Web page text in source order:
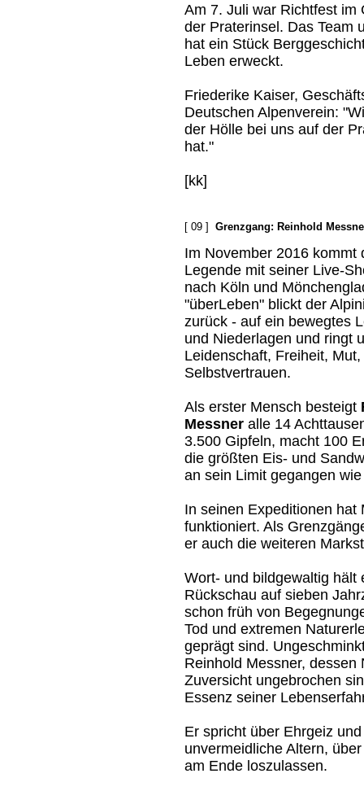
Am 7. Juli war Richtfest im
der Praterinsel. Das Team
hat ein Stück
Leben erweckt.
Friederike Kaiser,
Deutschen Alpenverein:
der Hölle bei uns auf der
hat."
[kk]
[ 09 ] Grenzgang: Reinhold
Im November 2016 kommt
Legende mit seiner Live-
nach Köln und
"überLeben" blickt der
zurück - auf ein bewegtes
und Niederlagen und ringt
Leidenschaft, Freiheit,
Selbstvertrauen.
Als erster Mensch besteigt
Messneralle 14
3.500 Gipfeln, macht 100
die größten Eis- und
an sein Limit gegangen wie
In seinen Expeditionen hat
funktioniert. Als
er auch die weiteren
Wort- und bildgewaltig hält
Rückschau auf sieben
schon früh von
Tod und extremen
geprägt sind.
Reinhold Messner, dessen
Zuversicht ungebrochen
Essenz seiner
Er spricht über Ehrgeiz
unvermeidliche Altern,
am Ende loszulassen.